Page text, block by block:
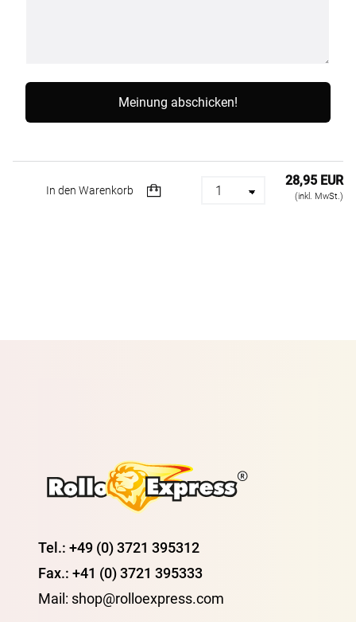
In den Warenkorb
28,95 EUR
(inkl. MwSt.)
Tel.: +49 (0) 3721 395312
Fax.: +41 (0) 3721 395333
Mail: shop@rolloexpress.com